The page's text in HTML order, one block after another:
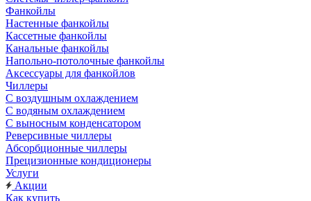
Фанкойлы
Настенные фанкойлы
Кассетные фанкойлы
Канальные фанкойлы
Напольно-потолочные фанкойлы
Аксессуары для фанкойлов
Чиллеры
С воздушным охлаждением
С водяным охлаждением
С выносным конденсатором
Реверсивные чиллеры
Абсорбционные чиллеры
Прецизионные кондиционеры
Услуги
Акции
Как купить